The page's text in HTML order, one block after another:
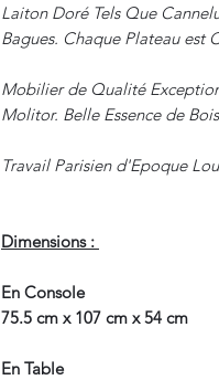
Laiton Doré Tels Que
Bagues. Chaque Plateau est
Mobilier de Qualité
Molitor. Belle Essence de
Travail Parisien d'Epoque
Dimensions :
En Console
75.5 cm x 107 cm x 54 cm
En Table